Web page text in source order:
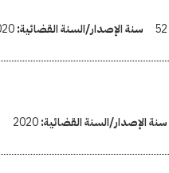
52 سنة الإصدار/السنة القضائية:
سنة الإصدار/السنة القضائية:2020